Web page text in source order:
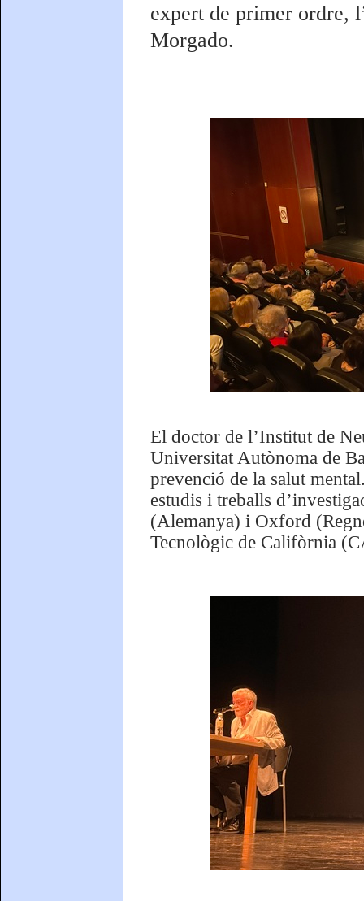
expert de primer ordre,
Morgado.
El doctor de l’Institut de
Universitat Autònoma de
prevenció de la salut
estudis i treballs
(Alemanya) i Oxford
Tecnològic de Califòrnia